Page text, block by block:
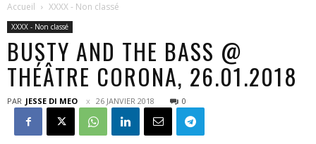
Accueil XXXX - Non classé
XXXX - Non classé
BUSTY AND THE BASS @
THÉÂTRE CORONA, 26.01.2018
PAR JESSE DI MEO 26 JANVIER 2018 0